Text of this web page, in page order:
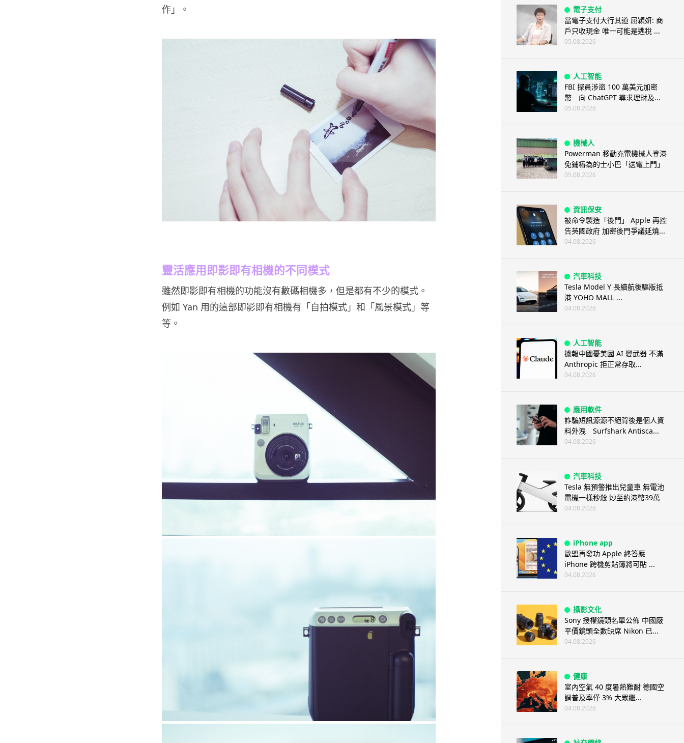
作」。
靈活應用即影即有相機的不同模式
雖然即影即有相機的功能沒有數碼相機多，但是都有不少的模式。
例如 Yan 用的這部即影即有相機有「自拍模式」和「風景模式」等
等。
電子支付
當電子支付大行其道 屈穎妍: 商
戶只收現金 唯一可能是逃稅 ...
05.08.2026
人工智能
FBI 探員涉盜 100 萬美元加密
幣 向 ChatGPT 尋求理財及...
05.08.2026
機械人
Powerman 移動充電機械人登港
免鋪樁為的士小巴「送電上門」
05.08.2026
資訊保安
被命令製造「後門」 Apple 再控
告英國政府 加密後門爭議延燒...
04.08.2026
汽車科技
Tesla Model Y 長續航後驅版抵
港 YOHO MALL ...
04.08.2026
人工智能
據報中國憂美國 AI 變武器 不滿
Anthropic 拒正常存取...
04.08.2026
應用軟件
詐騙短訊源源不絕背後是個人資
料外洩 Surfshark Antisca...
04.08.2026
汽車科技
Tesla 無預警推出兒童車 無電池
電機一樣秒殺 炒至約港幣39萬
04.08.2026
iPhone app
歐盟再發功 Apple 終答應
iPhone 跨機剪貼簿將可貼 ...
04.08.2026
攝影文化
Sony 授權鏡頭名單公佈 中國廠
平價鏡頭全數缺席 Nikon 已...
04.08.2026
健康
室內空氣 40 度暑熱難耐 德國空
調普及率僅 3% 大眾繼...
04.08.2026